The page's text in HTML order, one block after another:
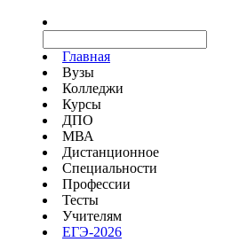
Главная
Вузы
Колледжи
Курсы
ДПО
МВА
Дистанционное
Специальности
Профессии
Тесты
Учителям
ЕГЭ-2026